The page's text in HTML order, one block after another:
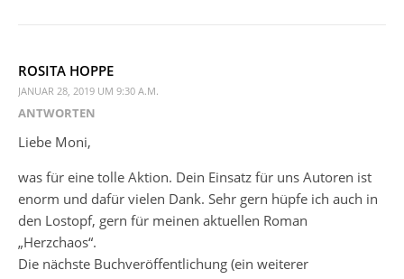
ROSITA HOPPE
JANUAR 28, 2019 UM 9:30 A.M.
ANTWORTEN
Liebe Moni,
was für eine tolle Aktion. Dein Einsatz für uns Autoren ist
enorm und dafür vielen Dank. Sehr gern hüpfe ich auch in
den Lostopf, gern für meinen aktuellen Roman
„Herzchaos“.
Die nächste Buchveröffentlichung (ein weiterer